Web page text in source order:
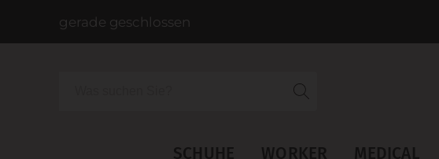
gerade geschlossen
SCHUHE WORKER MEDICAL